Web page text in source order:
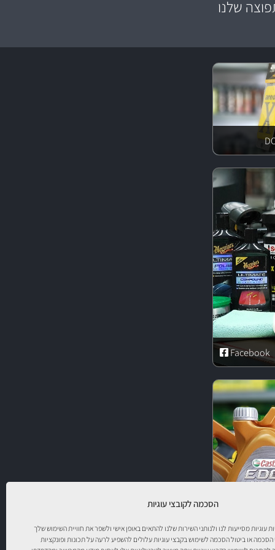
הסכמה לקובצי עוגיות
עוגיות מסייעות לנו ולנותני השירות שלנו להתאים באופן אישי ולשפר את חוויית השימוש שלך
או ביטול הסכמה לשימוש בקבצי עוגיות עלולים להשפיע לרעה על תכונות ופונקציות
מוצרים איכותי
שלנו
Facebook